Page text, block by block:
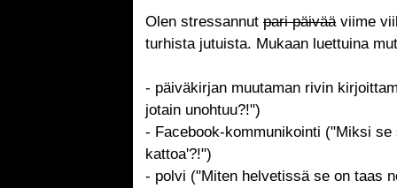
Olen stressannut pari päivääviime
turhista jutuista. Mukaan luettuina
- päiväkirjan muutaman rivin
jotain unohtuu?!")
- Facebook-kommunikointi ("Miksi se
kattoa'?!")
- polvi ("Miten helvetissä se on taas